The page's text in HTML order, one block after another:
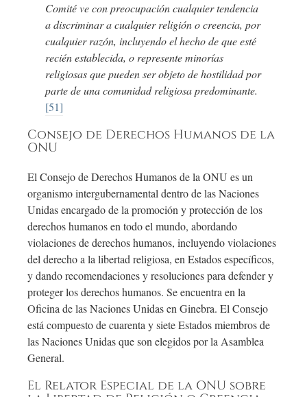
Comité ve con preocupación cualquier tendencia
a discriminar a cualquier religión o creencia, por
cualquier razón, incluyendo el hecho de que esté
recién establecida, o represente minorías
religiosas que pueden ser objeto de hostilidad por
parte de una comunidad religiosa predominante.
[51]
Consejo de Derechos Humanos de la
ONU
El Consejo de Derechos Humanos de la ONU es un
organismo intergubernamental dentro de las Naciones
Unidas encargado de la promoción y protección de los
derechos humanos en todo el mundo, abordando
violaciones de derechos humanos, incluyendo violaciones
del derecho a la libertad religiosa, en Estados específicos,
y dando recomendaciones y resoluciones para defender y
proteger los derechos humanos. Se encuentra en la
Oficina de las Naciones Unidas en Ginebra. El Consejo
está compuesto de cuarenta y siete Estados miembros de
las Naciones Unidas que son elegidos por la Asamblea
General.
El Relator Especial de la ONU sobre